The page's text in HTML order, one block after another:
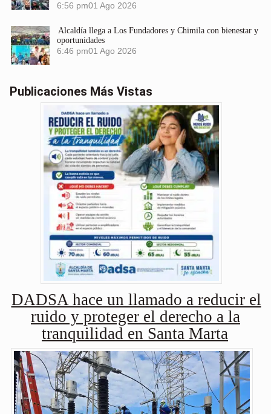
6:56 pm01 Ago 2026
Alcaldía llega a Los Fundadores y Chimila con bienestar y
oportunidades
6:46 pm01 Ago 2026
Publicaciones Más Vistas
DADSA hace un llamado a reducir el
ruido y proteger el derecho a la
tranquilidad en Santa Marta